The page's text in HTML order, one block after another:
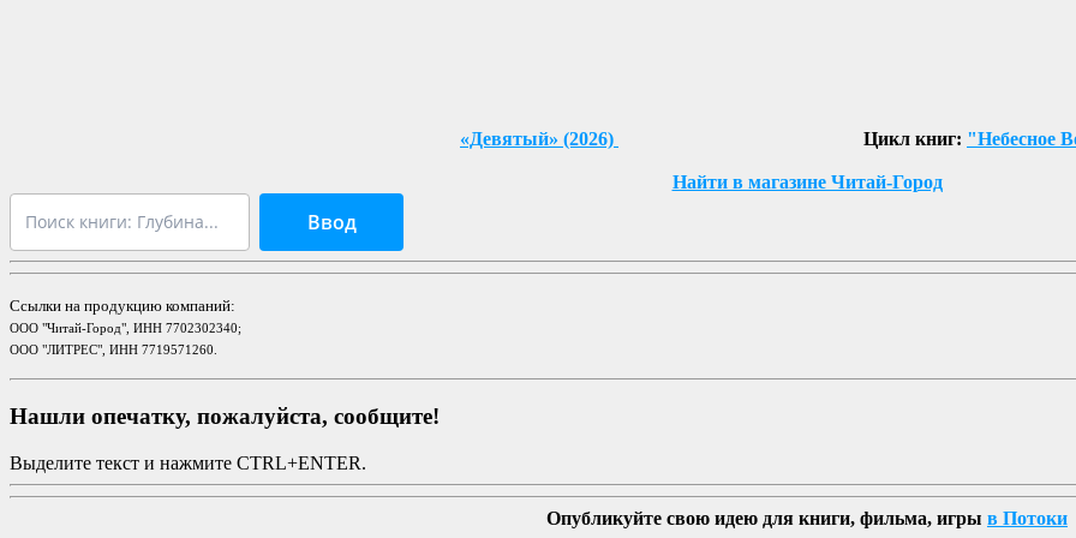
«Девятый» (2026) Цикл книг: "Небесное
Найти в магазине Читай-Город
Ввод
Ссылки на продукцию компаний:
ООО "Читай-Город", ИНН 7702302340;
ООО "ЛИТРЕС", ИНН 7719571260.
Нашли опечатку, пожалуйста, сообщите!
Выделите текст и нажмите CTRL+ENTER.
Опубликуйте свою идею для книги, фильма, игры в Потоки